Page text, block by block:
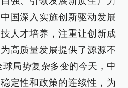
国深入实施创新驱动发展
人才培养，注重让创新成
高质量发展提供了源源不
球局势复杂多变的今天，中
定性和政策的连续性，为